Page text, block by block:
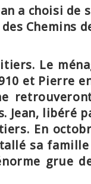
a choisi de
Chemins
Le
et Pierre
Jean, libéré
En
sa
grue